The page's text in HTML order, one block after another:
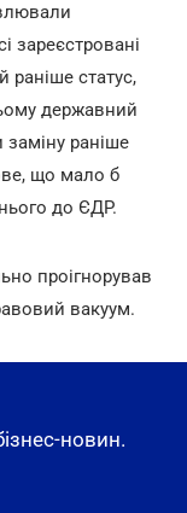
зареєстровані
раніше статус,
державний
раніше
що мало б
до ЄДР.
проігнорував
вакуум.
новин.